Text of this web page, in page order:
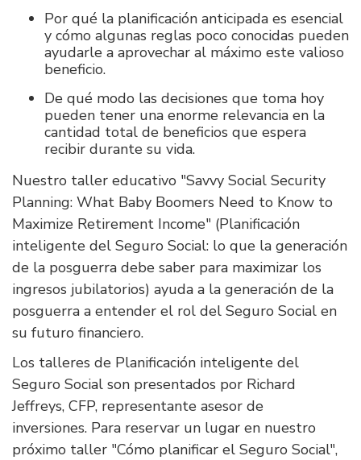
Por qué la planificación anticipada es esencial
y cómo algunas reglas poco conocidas pueden
ayudarle a aprovechar al máximo este valioso
beneficio.
De qué modo las decisiones que toma hoy
pueden tener una enorme relevancia en la
cantidad total de beneficios que espera
recibir durante su vida.
Nuestro taller educativo "Savvy Social Security
Planning: What Baby Boomers Need to Know to
Maximize Retirement Income" (Planificación
inteligente del Seguro Social: lo que la generación
de la posguerra debe saber para maximizar los
ingresos jubilatorios) ayuda a la generación de la
posguerra a entender el rol del Seguro Social en
su futuro financiero.
Los talleres de Planificación inteligente del
Seguro Social son presentados por Richard
Jeffreys, CFP, representante asesor de
inversiones. Para reservar un lugar en nuestro
próximo taller "Cómo planificar el Seguro Social",